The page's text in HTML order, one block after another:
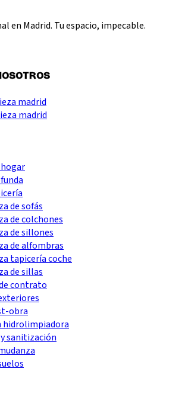
en Madrid. Tu espacio, impecable.
madrid
madrid
de sofás
de colchones
de sillones
de alfombras
tapicería coche
de sillas
contrato
obra
hidrolimpiadora
sanitización